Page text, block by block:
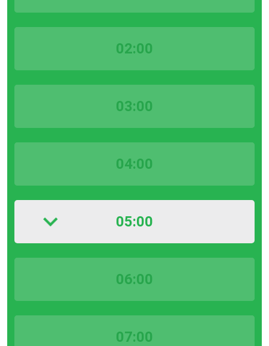
02:00
03:00
04:00
05:00
06:00
07:00